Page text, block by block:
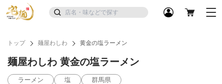
トップ 麺屋わしわ 黄金の塩ラーメン
麺屋わしわ 黄金の塩ラーメン
ラーメン 塩 群馬県